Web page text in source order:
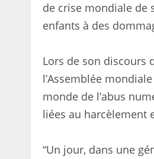
de crise mondiale de
enfants à des
Lors de son discours
l’Assemblée
monde de l’abus
liées au harcèlement
“Un jour, dans une